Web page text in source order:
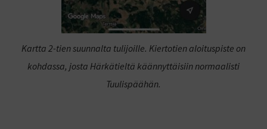
Kartta 2-tien suunnalta tulijoille. Kiertotien aloituspiste on
kohdassa, josta Härkätieltä käännyttäisiin normaalisti
Tuulispäähän.